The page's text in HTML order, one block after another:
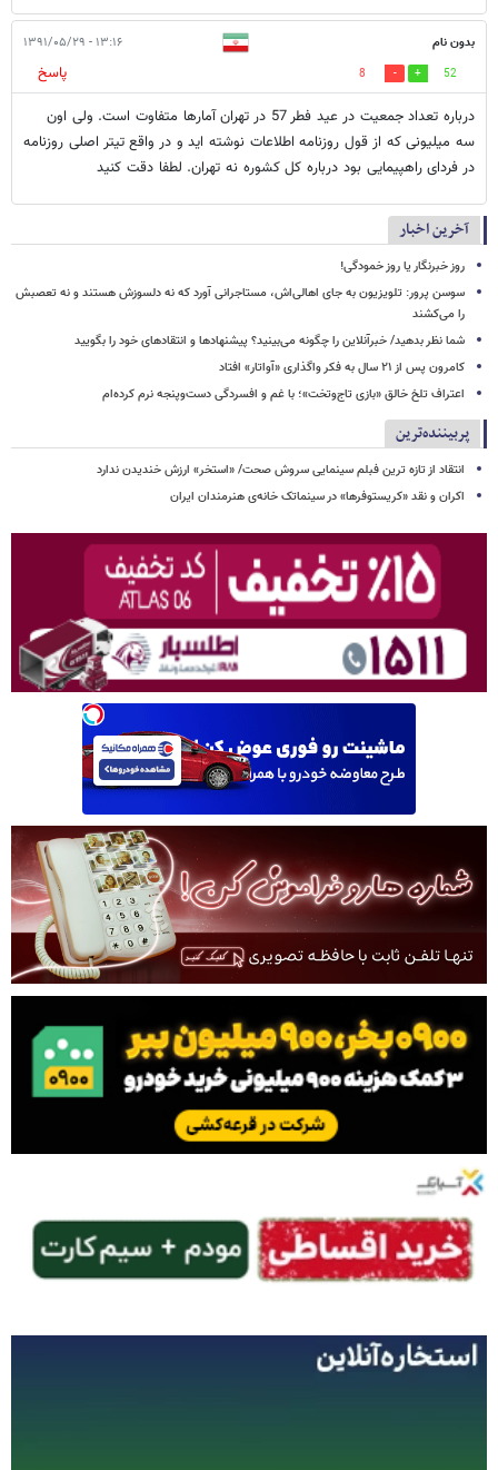
بدون نام ۱۳:۱۶ - ۱۳۹۱/۰۵/۲۹
52
8
پاسخ
درباره تعداد جمعیت در عید فطر 57 در تهران آمارها متفاوت است. ولی اون
سه میلیونی که از قول روزنامه اطلاعات نوشته اید و در واقع تیتر اصلی روزنامه
در فردای راهپیمایی بود درباره کل کشوره نه تهران. لطفا دقت کنید
آخرین اخبار
روز خبرنگار یا روز خمودگی!
سوسن پرور: تلویزیون به جای اهالی‌اش، مستاجرانی آورد که نه دلسوزش هستند و نه تعصبش
را می‌کشند
شما نظر بدهید/ خبرآنلاین را چگونه می‌بینید؟ پیشنهادها و انتقادهای خود را بگویید
کامرون پس از ۲۱ سال به فکر واگذاری «آواتار» افتاد
اعتراف تلخ خالق «بازی تاج‌وتخت»؛ با غم و افسردگی دست‌وپنجه نرم کرده‌ام
پربیننده‌ترین
انتقاد از تازه ترین فبلم سینمایی سروش صحت/ «استخر» ارزش خندیدن ندارد
اکران و نقد «کریستوفرها» در سینماتک خانه‌ی هنرمندان ایران